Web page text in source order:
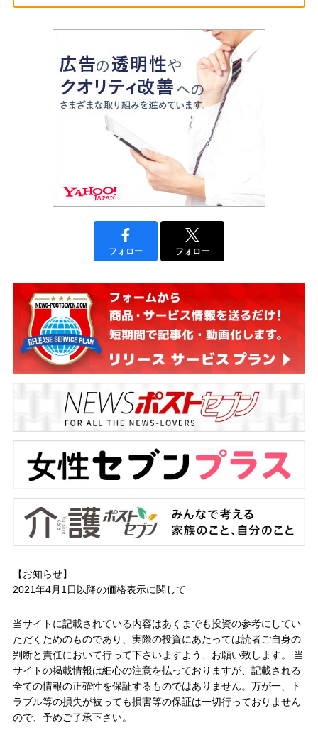
フォロー フォロー
【お知らせ】
2021年4月1日以降の価格表示に関して
当サイトに記載されている内容はあくまでも投資の参考にしてい
ただくためのものであり、実際の投資にあたっては読者ご自身の
判断と責任において行って下さいますよう、お願い致します。 当
サイトの掲載情報は細心の注意を払っておりますが、記載される
全ての情報の正確性を保証するものではありません。万が一、ト
ラブル等の損失が被っても損害等の保証は一切行っておりません
ので、予めご了承下さい。